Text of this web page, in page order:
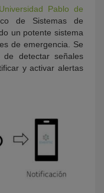
Universidad Pablo de
de Sistemas de
un potente sistema
de emergencia. Se
de detectar señales
y activar alertas